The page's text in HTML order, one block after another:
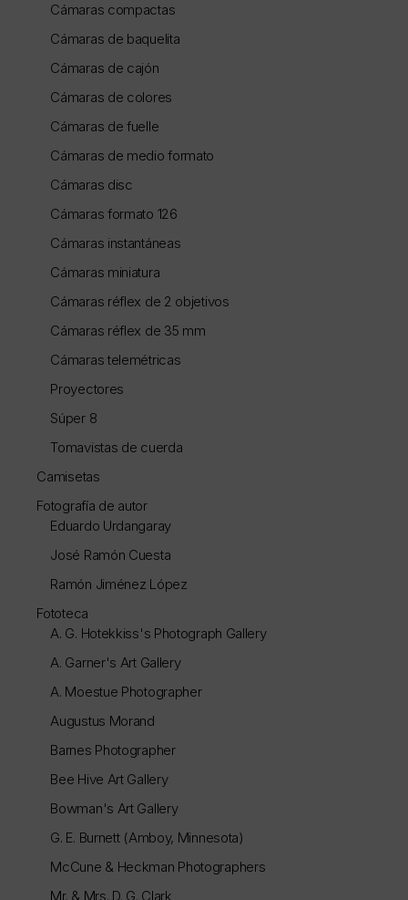
Cámaras compactas
Cámaras de baquelita
Cámaras de cajón
Cámaras de colores
Cámaras de fuelle
Cámaras de medio formato
Cámaras disc
Cámaras formato 126
Cámaras instantáneas
Cámaras miniatura
Cámaras réflex de 2 objetivos
Cámaras réflex de 35 mm
Cámaras telemétricas
Proyectores
Súper 8
Tomavistas de cuerda
Camisetas
Fotografía de autor
Eduardo Urdangaray
José Ramón Cuesta
Ramón Jiménez López
Fototeca
A. G. Hotekkiss's Photograph Gallery
A. Garner's Art Gallery
A. Moestue Photographer
Augustus Morand
Barnes Photographer
Bee Hive Art Gallery
Bowman's Art Gallery
G. E. Burnett (Amboy, Minnesota)
McCune & Heckman Photographers
Mr. & Mrs. D. G. Clark